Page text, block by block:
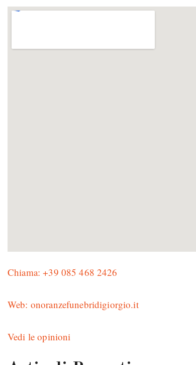
Chiama: +39 085 468 2426
Web: onoranzefunebridigiorgio.it
Vedi le opinioni